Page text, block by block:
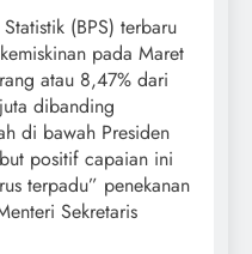
(BPS) terbaru
pada Maret
atau 8,47% dari
dibanding
di bawah Presiden
positif capaian ini
terpadu” penekanan
Sekretaris